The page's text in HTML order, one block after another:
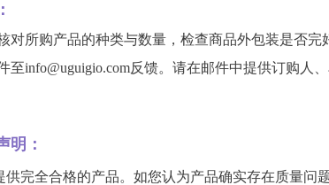
对所购产品的种类与数量，检查商品外包装是否
至info@uguigio.com反馈。请在邮件中提供订购
明：
供完全合格的产品。如您认为产品确实存在质量